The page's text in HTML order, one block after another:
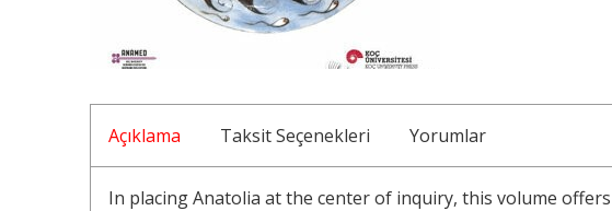
Açıklama Taksit Seçenekleri Yorumlar
In placing Anatolia at the center of inquiry, this volume